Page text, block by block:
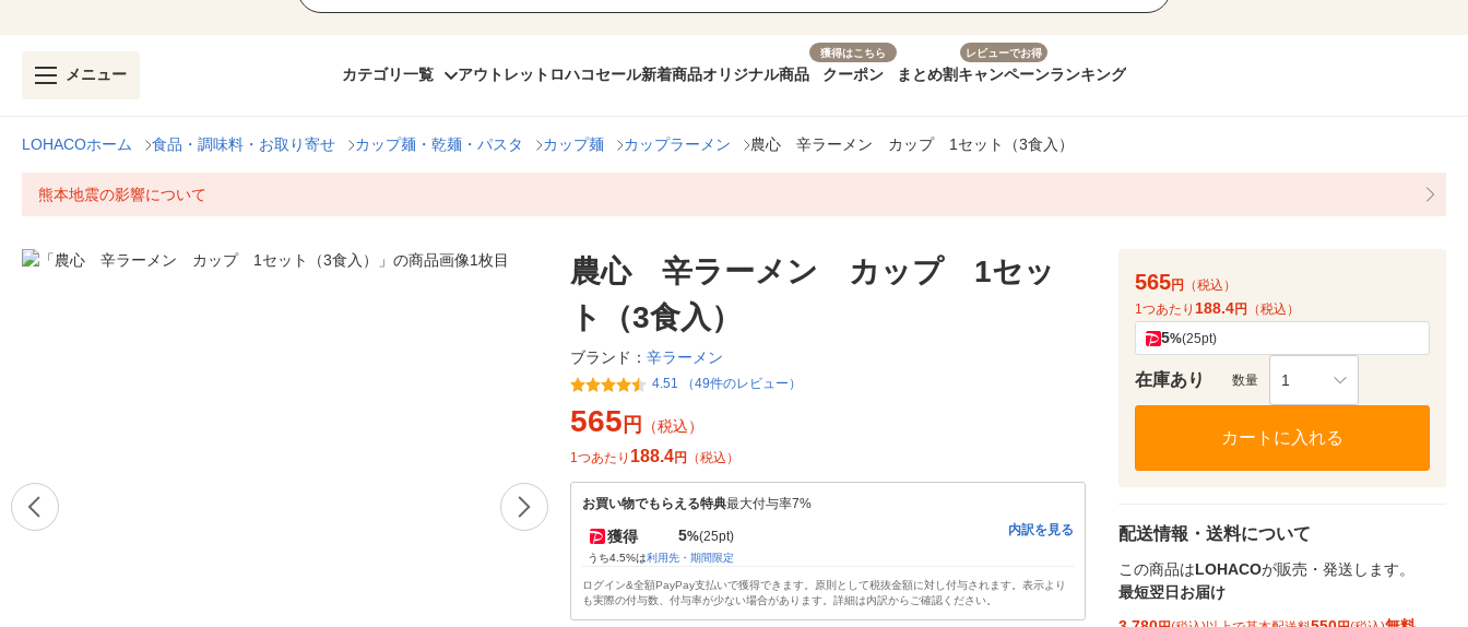
メニュー カテゴリ一覧 アウトレット ロハコセール新着商品オリジナル商品
獲得はこちら
クーポン まとめ割
レビューでお得
キャンペーンランキング
LOHACOホーム 食品・調味料・お取り寄せ カップ麺・乾麺・パスタ カップ麺 カップラーメン 農心 辛ラーメン カップ 1セット（3食入）
熊本地震の影響について
農心 辛ラーメン カップ 1セッ
ト（3食入）
ブランド： 辛ラーメン
4.51 （49件のレビュー）
565 円 （税込）
1つあたり 188.4円 （税込）
お買い物でもらえる特典最大付与率7%
獲得 5%(25pt)
うち4.5%は利用先・期間限定
内訳を見る
ログイン&全額PayPay支払いで獲得できます。原則として税抜金額に対し付与されます。表示より
も実際の付与数、付与率が少ない場合があります。詳細は内訳からご確認ください。
565円
（税込）
1つあたり 188.4円 （税込）
5%(25pt)
在庫あり 数量 1
カートに入れる
配送情報・送料について
この商品はLOHACOが販売・発送します。
最短翌日お届け